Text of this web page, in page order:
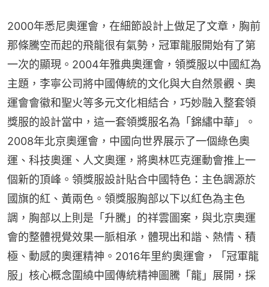
2000年悉尼奧運會，在細節設計上做足了文章，胸前
那條騰空而起的飛龍很有氣勢，冠軍龍服開始有了第
一次的顯現。2004年雅典奧運會，領獎服以中國紅為
主題，李寧公司將中國傳統的文化與大自然景觀、奧
運會會徽和聖火等多元文化相結合，巧妙融入整套領
獎服的設計當中，這一套領獎服名為「錦繡中華」。
2008年北京奧運會，中國向世界展示了一個綠色奧
運、科技奧運、人文奧運，將奧林匹克運動會推上一
個新的頂峰。領獎服設計貼合中國特色：主色調源於
國旗的紅、黃兩色。領獎服胸部以下以紅色為主色
調，胸部以上則是「升騰」的祥雲圖案，與北京奧運
會的整體視覺效果一脈相承，體現出和諧、熱情、積
極、動感的奧運精神。2016年里約奧運會，「冠軍龍
服」核心概念圍繞中國傳統精神圖騰「龍」展開，採